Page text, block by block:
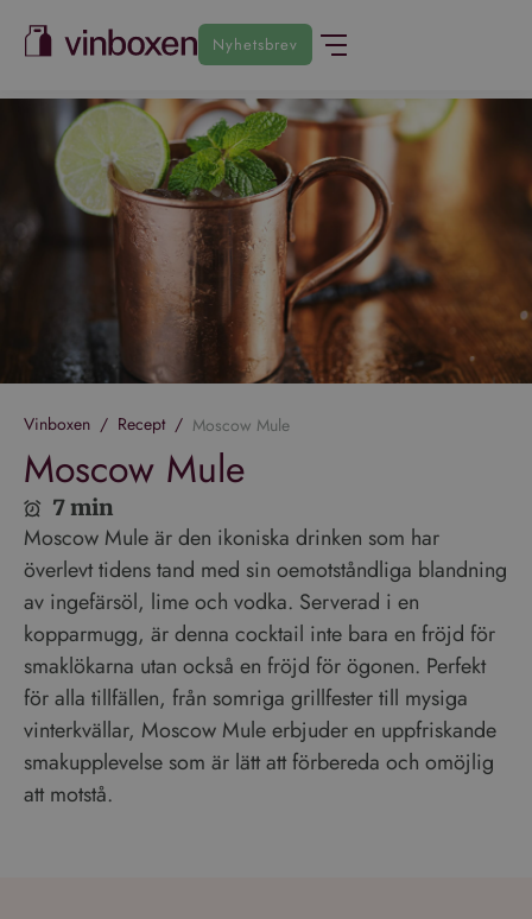
Nyhetsbrev
Vinboxen / Recept / Moscow Mule
Moscow Mule
7 min
Moscow Mule är den ikoniska drinken som har
överlevt tidens tand med sin oemotståndliga blandning
av ingefärsöl, lime och vodka. Serverad i en
kopparmugg, är denna cocktail inte bara en fröjd för
smaklökarna utan också en fröjd för ögonen. Perfekt
för alla tillfällen, från somriga grillfester till mysiga
vinterkvällar, Moscow Mule erbjuder en uppfriskande
smakupplevelse som är lätt att förbereda och omöjlig
att motstå.